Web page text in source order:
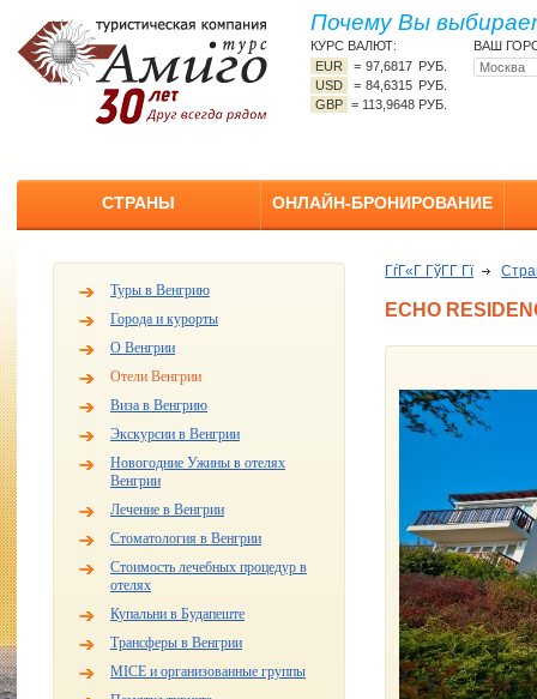
Почему Вы
КУРС ВАЛЮТ:
EUR
=97,6817 РУБ.
USD
=84,6315 РУБ.
GBP = 113,9648 РУБ.
ВАШ
СТРАНЫ ОНЛАЙН-БРОНИРОВАНИЕ
Туры в Венгрию
Города и курорты
О Венгрии
Отели Венгрии
Виза в Венгрию
Экскурсии в Венгрии
Новогодние Ужины в отелях
Венгрии
Лечение в Венгрии
Стоматология в Венгрии
Стоимость лечебных процедур в
отелях
Купальни в Будапеште
Трансферы в Венгрии
MICE и организованные группы
ГѓГ«Г ГўГ­Г Гї
ECHO